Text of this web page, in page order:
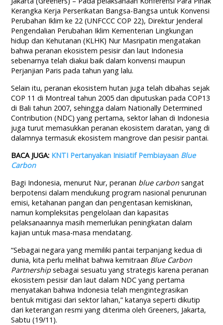
Kerangka Kerja Perserikatan Bangsa-Bangsa untuk Konvensi
Perubahan Iklim ke 22 (UNFCCC COP 22), Direktur Jenderal
Pengendalian Perubahan Iklim Kementerian Lingkungan
hidup dan Kehutanan (KLHK) Nur Masripatin mengatakan
bahwa peranan ekosistem pesisir dan laut Indonesia
sebenarnya telah diakui baik dalam konvensi maupun
Perjanjian Paris pada tahun yang lalu.
Selain itu, peranan ekosistem hutan juga telah dibahas sejak
COP 11 di Montreal tahun 2005 dan diputuskan pada COP13
di Bali tahun 2007, sehingga dalam Nationally Determined
Contribution (NDC) yang pertama, sektor lahan di Indonesia
juga turut memasukkan peranan ekosistem daratan, yang di
dalamnya termasuk ekosistem mangrove dan pesisir pantai.
BACA JUGA: KNTI Pertanyakan Inisiatif Pembiayaan Blue
Carbon
Bagi Indonesia, menurut Nur, peranan blue carbon sangat
berpotensi dalam mendukung program nasional penurunan
emisi, ketahanan pangan dan pengentasan kemiskinan,
namun kompleksitas pengelolaan dan kapasitas
pelaksanaannya masih memerlukan peningkatan dalam
kajian untuk masa-masa mendatang.
“Sebagai negara yang memiliki pantai terpanjang kedua di
dunia, kita perlu melihat bahwa kemitraan Blue Carbon
Partnershipsebagai sesuatu yang strategis karena peranan
ekosistem pesisir dan laut dalam NDC yang pertama
menyatakan bahwa Indonesia telah mengintegrasikan
bentuk mitigasi dari sektor lahan,” katanya seperti dikutip
dari keterangan resmi yang diterima oleh Greeners, Jakarta,
Sabtu (19/11).